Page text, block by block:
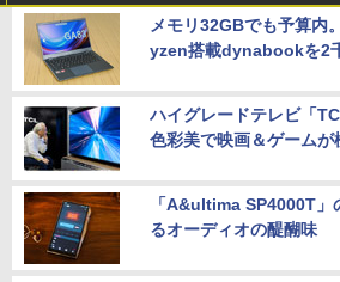
メモリ32GBでも予算内
yzen搭載dynabookを2
ハイグレードテレビ「
色彩美で映画＆ゲームが
「A&ultima SP4000T」
るオーディオの醍醐味